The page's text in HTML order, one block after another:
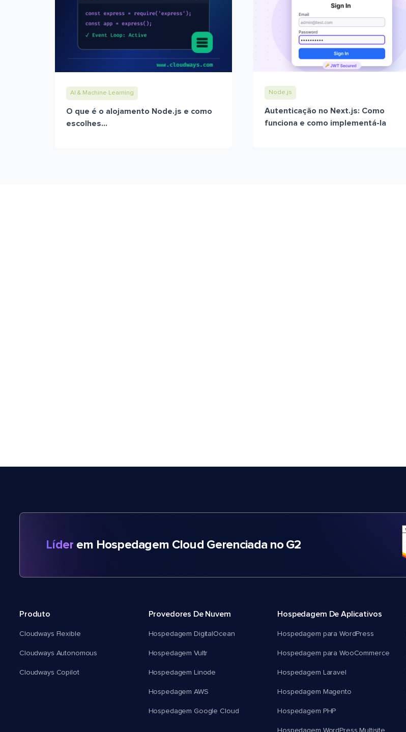
AI & Machine Learning
O que é o alojamento Node.js e como
escolhes...
Node.js
Autenticação no Next.js: Como
funciona e como implementá-la
Líder em Hospedagem Cloud Gerenciada no G2
Produto
Cloudways Flexible
Cloudways Autonomous
Cloudways Copilot
Provedores De Nuvem
Hospedagem DigitalOcean
Hospedagem Vultr
Hospedagem Linode
Hospedagem AWS
Hospedagem Google Cloud
Hospedagem De Aplicativos
Hospedagem para WordPress
Hospedagem para WooCommerce
Hospedagem Laravel
Hospedagem Magento
Hospedagem PHP